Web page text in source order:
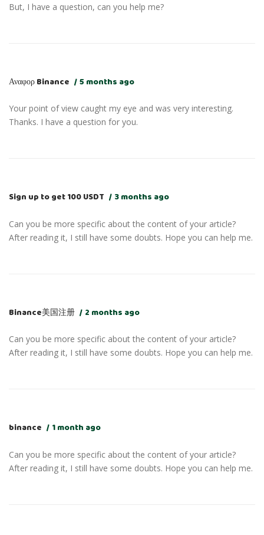
But, I have a question, can you help me?
Αναφορ Binance 5 months ago
Your point of view caught my eye and was very interesting.
Thanks. I have a question for you.
Sign up to get 100 USDT 3 months ago
Can you be more specific about the content of your article?
After reading it, I still have some doubts. Hope you can help me.
Binance美国注册 2 months ago
Can you be more specific about the content of your article?
After reading it, I still have some doubts. Hope you can help me.
binance 1 month ago
Can you be more specific about the content of your article?
After reading it, I still have some doubts. Hope you can help me.